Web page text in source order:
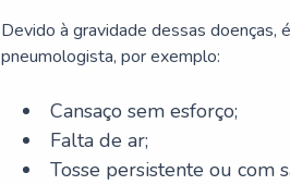
Devido à gravidade dessas doenças,
pneumologista, por exemplo:
Cansaço sem esforço;
Falta de ar;
Tosse persistente ou com